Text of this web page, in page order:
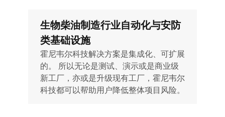
生物柴油制造行业自动化与安防
类基础设施
霍尼韦尔科技解决方案是集成化、可扩展
的。 所以无论是测试、演示或是商业级
新工厂，亦或是升级现有工厂，霍尼韦尔
科技都可以帮助用户降低整体项目风险。